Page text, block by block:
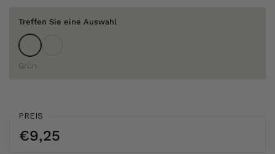
Treffen Sie eine Auswahl
Grün
Grün
PREIS
€9,25